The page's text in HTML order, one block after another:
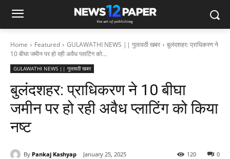
Home Featured GULAWATHI NEWS || गुलावठी खबर
बुलंदशहर: प्राधिकरण ने
10 बीघा जमीन पर हो रही अवैध प्लाटिंग को...
GULAWATHI NEWS || गुलावठी खबर
बुलंदशहर: प्राधिकरण ने 10 बीघा
जमीन पर हो रही अवैध प्लाटिंग को किया
नष्ट
By Pankaj Kashyap January 25, 2025 0
120